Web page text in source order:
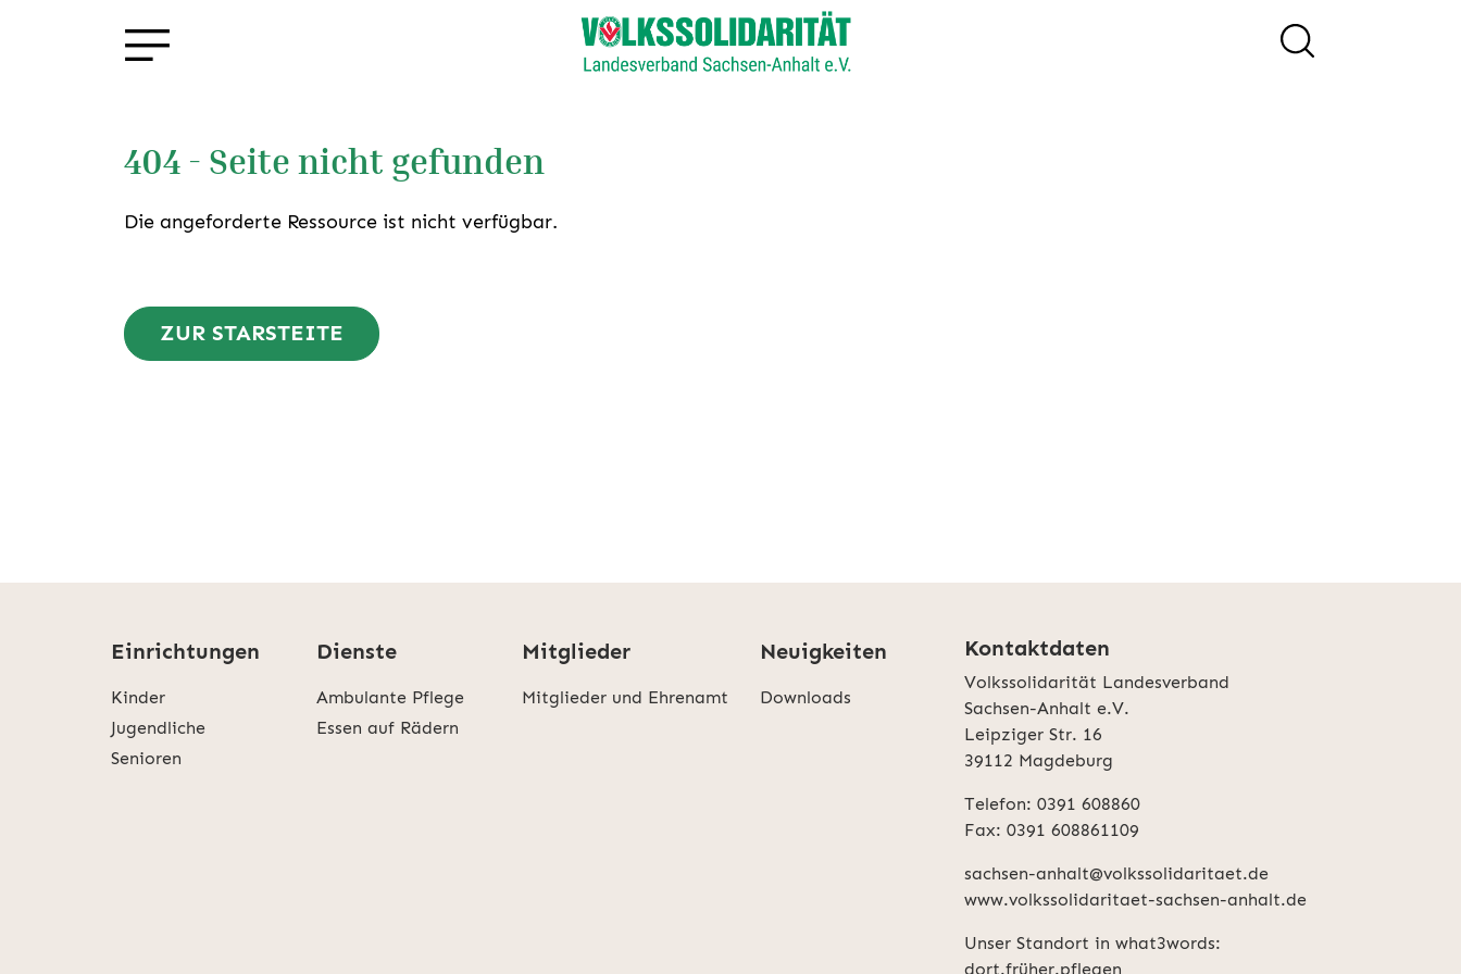
404 - Seite nicht gefunden
Die angeforderte Ressource ist nicht verfügbar.
ZUR STARSTEITE
Einrichtungen
Kinder
Jugendliche
Senioren
Dienste
Ambulante Pflege
Essen auf Rädern
Mitglieder
Mitglieder und Ehrenamt
Neuigkeiten
Downloads
Kontaktdaten
Volkssolidarität Landesverband
Sachsen-Anhalt e.V.
Leipziger Str. 16
39112 Magdeburg
Telefon: 0391 608860
Fax: 0391 608861109
sachsen-anhalt@volkssolidaritaet.de
www.volkssolidaritaet-sachsen-anhalt.de
Unser Standort in what3words:
dort.früher.pflegen